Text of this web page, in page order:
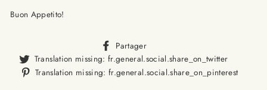
Buon Appetito!
Partager
missing:
Translation missing: fr.general.social.share_on_twitter
missing:
Translation missing: fr.general.social.share_on_pinterest